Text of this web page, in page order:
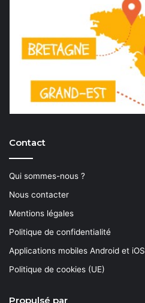
Contact
Qui sommes-nous ?
Nous contacter
Mentions légales
Politique de confidentialité
Applications mobiles Android et iOS
Politique de cookies (UE)
Propulsé par